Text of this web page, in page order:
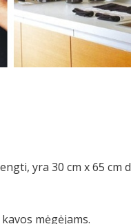
yra 30 cm x 65 cm
mėgėjams.